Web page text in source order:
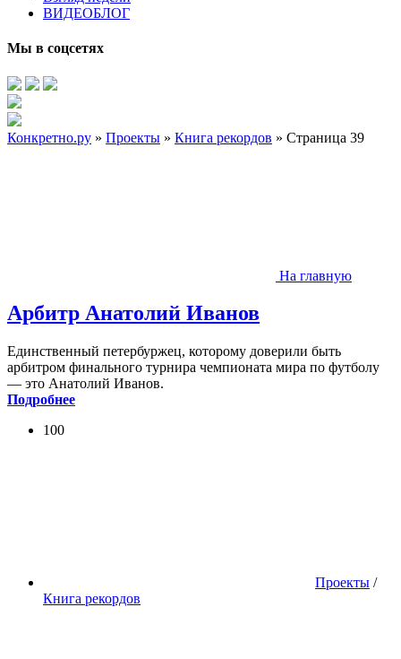
ВИДЕОБЛОГ
Мы в соцсетях
Конкретно.ру » Проекты » Книга рекордов » Страница 39
На главную
Арбитр Анатолий Иванов
Единственный петербуржец, которому доверили быть
арбитром финального турнира чемпионата мира по футболу
— это Анатолий Иванов.
Подробнее
100
Проекты /
Книга рекордов